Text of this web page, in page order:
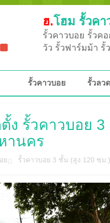
ฮ.โฮม รั้วคา
รั้วคาวบอย รั้วค
วัว รั้วฟาร์มม้า รั้
รั้วคาวบอย รั้วลว
ง รั้วคาวบอย
านคร
ย รั้วคาวบอย 3 ชั้น (สูง 120 ซม.)